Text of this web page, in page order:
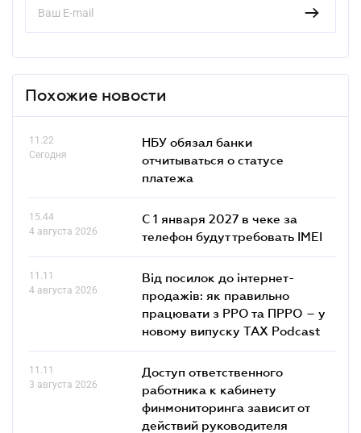
Похожие новости
11.22
Сегодня
НБУ обязал банки
отчитываться о статусе
платежа
15.44
4 августа 2026
С 1 января 2027 в чеке за
телефон будут требовать IMEI
11.11
4 августа 2026
Від посилок до інтернет-
продажів: як правильно
працювати з РРО та ПРРО – у
новому випуску TAX Podcast
11.11
3 августа 2026
Доступ ответственного
работника к кабинету
финмониторинга зависит от
действий руководителя